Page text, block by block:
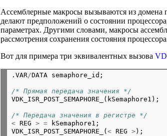
Ассемблерные макросы вызываются из домена
делают предположений о состоянии
параметрах. Другими словами, макросы
рассмотрения сохранения состояния
Вот для примера три эквивалентных вызова
.VAR/DATA semaphore_id;
/* Прямая передача значения */
VDK_ISR_POST_SEMAPHORE_(kSemaphore1);
/* Передача значения в регистре */
< REG > = kSemaphore1;
VDK_ISR_POST_SEMAPHORE_(< REG > );